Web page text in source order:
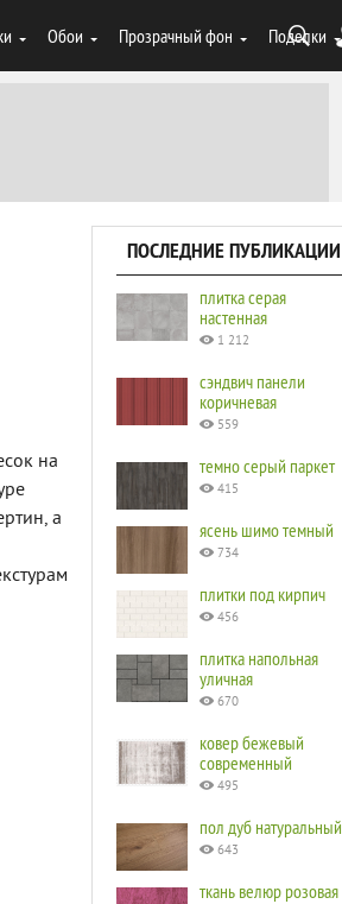
Обои Прозрачный фон Поделки
на
а
ПОСЛЕДНИЕ ПУБЛИКАЦИИ
плитка серая
настенная
1 212
сэндвич панели
коричневая
559
темно серый паркет
415
ясень шимо темный
734
плитки под кирпич
456
плитка напольная
уличная
670
ковер бежевый
современный
495
пол дуб натуральный
643
ткань велюр розовая